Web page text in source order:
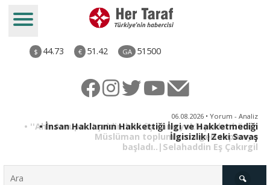
$ 44.73 € 51.42 GA 51500
06.08.2026 • Yorum - Analiz
• İnsan Haklarının Hakkettiği İlgi ve Hakketmediği
İlgisizlik|Zeki Savaş